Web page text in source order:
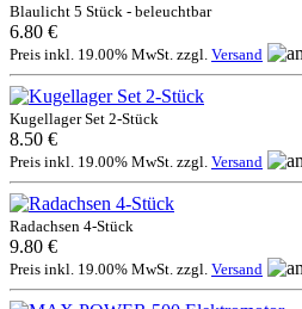
Blaulicht 5 Stück - beleuchtbar
6.80 €
Preis inkl. 19.00% MwSt. zzgl. Versand
Kugellager Set 2-Stück
8.50 €
Preis inkl. 19.00% MwSt. zzgl. Versand
Radachsen 4-Stück
9.80 €
Preis inkl. 19.00% MwSt. zzgl. Versand